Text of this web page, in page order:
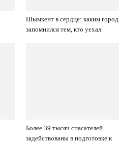
Шымкент в сердце: каким город
запомнился тем, кто уехал
Более 39 тысяч спасателей
задействованы в подготовке к